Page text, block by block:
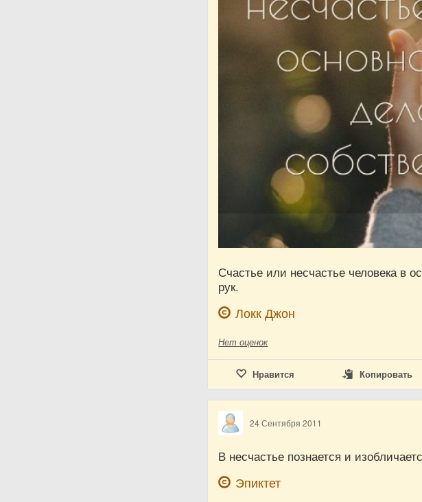
Счастье или несчастье человека в
рук.
Локк Джон
Нет оценок
Нравится Копировать
24 Сентября 2011
В несчастье познается и
Эпиктет